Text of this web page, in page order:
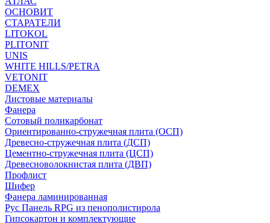
ОСНОВИТ
СТАРАТЕЛИ
LITOKOL
PLITONIT
UNIS
WHITE HILLS/PETRA
VETONIT
DEMEX
Листовые материалы
Фанера
Сотовый поликарбонат
Ориентированно-стружечная плита (ОСП)
Древесно-стружечная плита (ДСП)
Цементно-стружечная плита (ЦСП)
Древесноволокнистая плита (ДВП)
Профлист
Шифер
Фанера ламинированная
Рус Панель RPG из пенополистирола
Гипсокартон и комплектующие